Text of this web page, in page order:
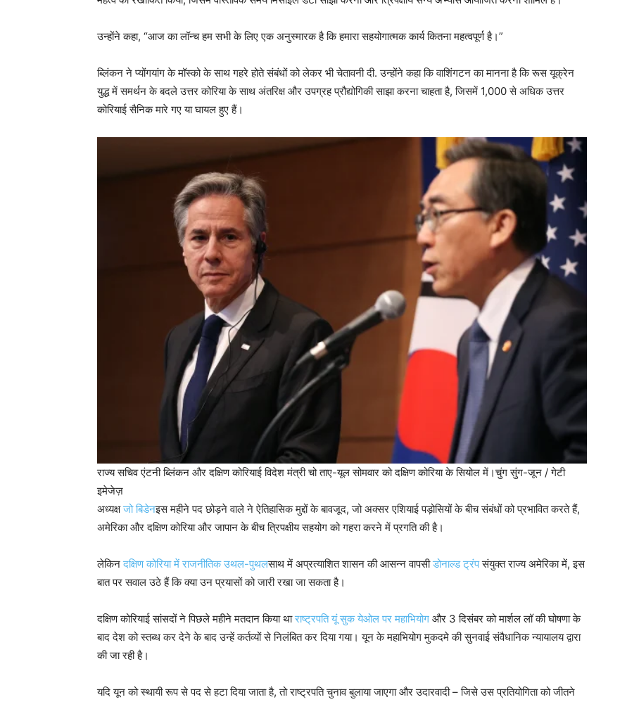
उन्होंने कहा, “आज का लॉन्च हम सभी के लिए एक अनुस्मारक है कि हमारा सहयोगात्मक कार्य कितना महत्वपूर्ण है।”
ब्लिंकन ने प्योंगयांग के मॉस्को के साथ गहरे होते संबंधों को लेकर भी चेतावनी दी. उन्होंने कहा कि वाशिंगटन का मानना ​​है कि रूस यूक्रेन
युद्ध में समर्थन के बदले उत्तर कोरिया के साथ अंतरिक्ष और उपग्रह प्रौद्योगिकी साझा करना चाहता है, जिसमें 1,000 से अधिक उत्तर
कोरियाई सैनिक मारे गए या घायल हुए हैं।
राज्य सचिव एंटनी ब्लिंकन और दक्षिण कोरियाई विदेश मंत्री चो ताए-यूल सोमवार को दक्षिण कोरिया के सियोल में।चुंग सुंग-जून / गेटी
इमेजेज़
अध्यक्षजो बिडेनइस महीने पद छोड़ने वाले ने ऐतिहासिक मुद्दों के बावजूद, जो अक्सर एशियाई पड़ोसियों के बीच संबंधों को प्रभावित करते हैं,
अमेरिका और दक्षिण कोरिया और जापान के बीच त्रिपक्षीय सहयोग को गहरा करने में प्रगति की है।
लेकिनदक्षिण कोरिया में राजनीतिक उथल-पुथलसाथ में अप्रत्याशित शासन की आसन्न वापसीडोनाल्ड ट्रंपसंयुक्त राज्य अमेरिका में, इस
बात पर सवाल उठे हैं कि क्या उन प्रयासों को जारी रखा जा सकता है।
दक्षिण कोरियाई सांसदों ने पिछले महीने मतदान किया थाराष्ट्रपति यूं सुक येओल पर महाभियोग और 3 दिसंबर को मार्शल लॉ की घोषणा के
बाद देश को स्तब्ध कर देने के बाद उन्हें कर्तव्यों से निलंबित कर दिया गया। यून के महाभियोग मुकदमे की सुनवाई संवैधानिक न्यायालय द्वारा
की जा रही है।
यदि यून को स्थायी रूप से पद से हटा दिया जाता है, तो राष्ट्रपति चुनाव बुलाया जाएगा और उदारवादी – जिसे उस प्रतियोगिता को जीतने